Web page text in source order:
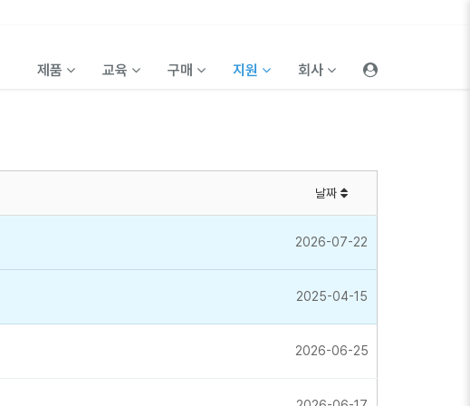
제품 교육 구매 지원 회사
날짜
2026-07-22
2025-04-15
2026-06-25